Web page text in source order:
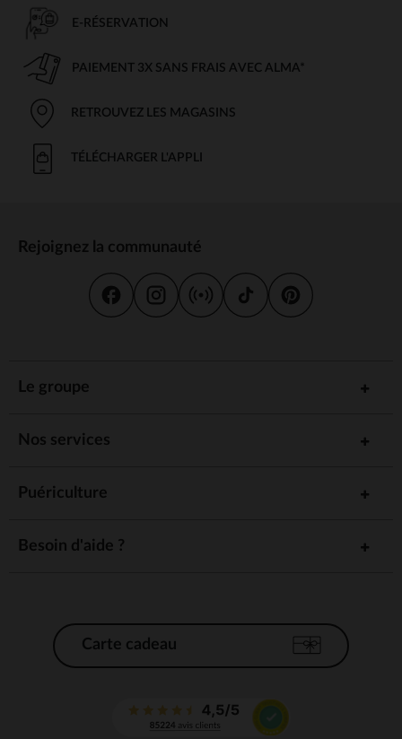
E-RÉSERVATION
PAIEMENT 3X SANS FRAIS AVEC ALMA*
RETROUVEZ LES MAGASINS
TÉLÉCHARGER L'APPLI
Rejoignez la communauté
Le groupe
Nos services
Puériculture
Besoin d'aide ?
Carte cadeau